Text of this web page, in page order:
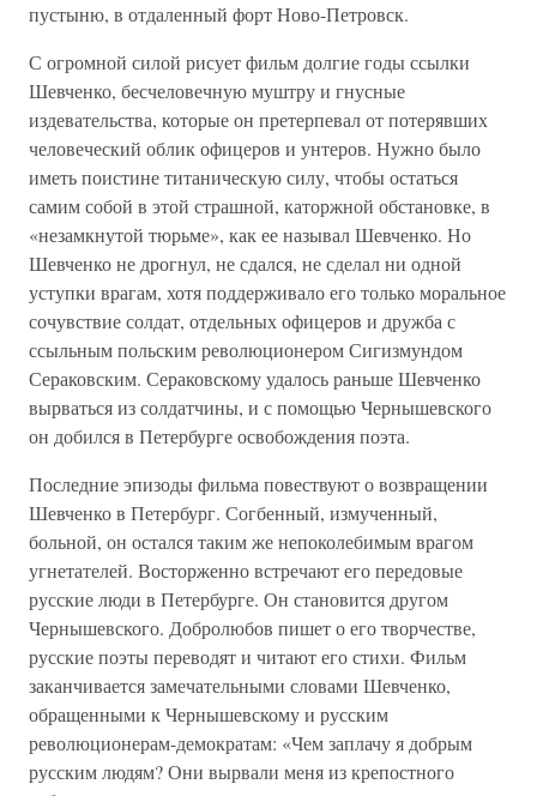
пустыню, в отдаленный форт Ново-Петровск.
С огромной силой рисует фильм долгие годы ссылки
Шевченко, бесчеловечную муштру и гнусные
издевательства, которые он претерпевал от потерявших
человеческий облик офицеров и унтеров. Нужно было
иметь поистине титаническую силу, чтобы остаться
самим собой в этой страшной, каторжной обстановке, в
«незамкнутой тюрьме», как ее называл Шевченко. Но
Шевченко не дрогнул, не сдался, не сделал ни одной
уступки врагам, хотя поддерживало его только моральное
сочувствие солдат, отдельных офицеров и дружба с
ссыльным польским революционером Сигизмундом
Сераковским. Сераковскому удалось раньше Шевченко
вырваться из солдатчины, и с помощью Чернышевского
он добился в Петербурге освобождения поэта.
Последние эпизоды фильма повествуют о возвращении
Шевченко в Петербург. Согбенный, измученный,
больной, он остался таким же непоколебимым врагом
угнетателей. Восторженно встречают его передовые
русские люди в Петербурге. Он становится другом
Чернышевского. Добролюбов пишет о его творчестве,
русские поэты переводят и читают его стихи. Фильм
заканчивается замечательными словами Шевченко,
обращенными к Чернышевскому и русским
революционерам-демократам: «Чем заплачу я добрым
русским людям? Они вырвали меня из крепостного